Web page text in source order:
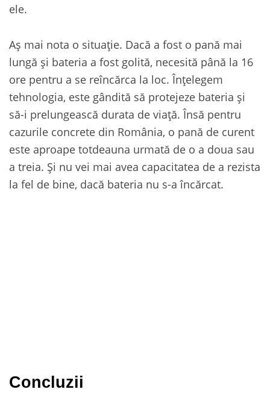
ele.
Aș mai nota o situație. Dacă a fost o pană mai
lungă și bateria a fost golită, necesită până la 16
ore pentru a se reîncărca la loc. Înțelegem
tehnologia, este gândită să protejeze bateria și
să-i prelungească durata de viață. Însă pentru
cazurile concrete din România, o pană de curent
este aproape totdeauna urmată de o a doua sau
a treia. Și nu vei mai avea capacitatea de a rezista
la fel de bine, dacă bateria nu s-a încărcat.
Concluzii